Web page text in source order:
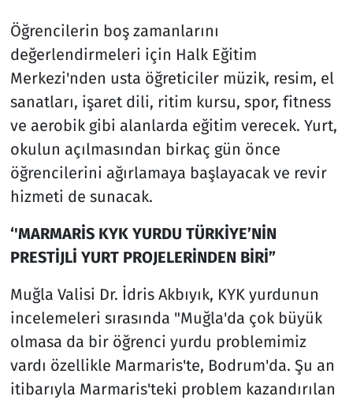
Öğrencilerin boş zamanlarını
değerlendirmeleri için Halk Eğitim
Merkezi'nden usta öğreticiler müzik, resim, el
sanatları, işaret dili, ritim kursu, spor, fitness
ve aerobik gibi alanlarda eğitim verecek. Yurt,
okulun açılmasından birkaç gün önce
öğrencilerini ağırlamaya başlayacak ve revir
hizmeti de sunacak.
‘'MARMARİS KYK YURDU TÜRKİYE’NİN
PRESTİJLİ YURT PROJELERİNDEN BİRİ”
Muğla Valisi Dr. İdris Akbıyık, KYK yurdunun
incelemeleri sırasında "Muğla'da çok büyük
olmasa da bir öğrenci yurdu problemimiz
vardı özellikle Marmaris'te, Bodrum'da. Şu an
itibarıyla Marmaris'teki problem kazandırılan